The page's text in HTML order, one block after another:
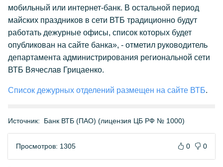
мобильный или интернет-банк. В остальной период
майских праздников в сети ВТБ традиционно будут
работать дежурные офисы, список которых будет
опубликован на сайте банка», - отметил руководитель
департамента администрирования региональной сети
ВТБ Вячеслав Грицаенко.
Список дежурных отделений размещен на сайте ВТБ.
Источник: Банк ВТБ (ПАО) (лицензия ЦБ РФ № 1000)
Просмотров: 1305 0 0